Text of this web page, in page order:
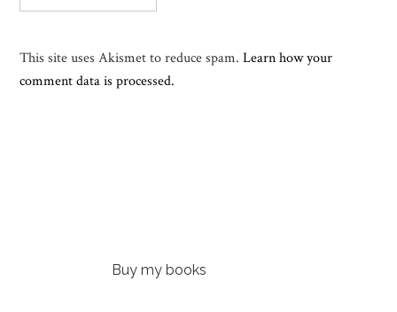
This site uses Akismet to reduce spam.Learn how your
comment data is processed.
Buy my books